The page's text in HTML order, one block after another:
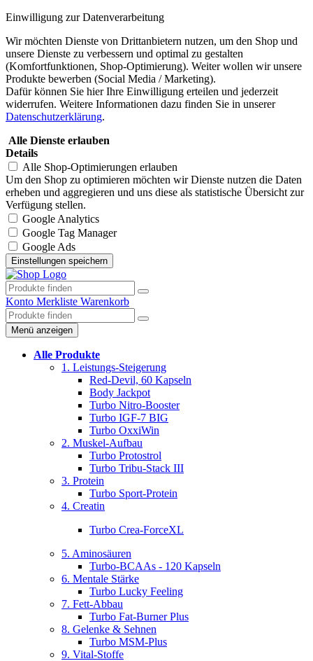
Einwilligung zur Datenverarbeitung
Wir möchten Dienste von Drittanbietern nutzen, um den Shop und
unsere Dienste zu verbessern und optimal zu gestalten
(Komfortfunktionen, Shop-Optimierung). Weiter wollen wir unsere
Produkte bewerben (Social Media / Marketing).
Dafür können Sie hier Ihre Einwilligung erteilen und jederzeit
widerrufen. Weitere Informationen dazu finden Sie in unserer
Datenschutzerklärung.
Alle Dienste erlauben
Details
Alle Shop-Optimierungen erlauben
Um den Shop zu optimieren möchten wir Dienste nutzen die Daten
erheben und aggregieren und uns diese als statistische Übersicht zur
Verfügung stellen.
Google Analytics
Google Tag Manager
Google Ads
Konto Merkliste Warenkorb
Menü anzeigen
Alle Produkte
1. Leistungs-Steigerung
Red-Devil, 60 Kapseln
Body Jackpot
Turbo Nitro-Booster
Turbo IGF-7 BIG
Turbo OxxiWin
2. Muskel-Aufbau
Turbo Protostrol
Turbo Tribu-Stack III
3. Protein
Turbo Sport-Protein
4. Creatin
Turbo Crea-ForceXL
5. Aminosäuren
Turbo-BCAAs - 120 Kapseln
6. Mentale Stärke
Turbo Lucky Feeling
7. Fett-Abbau
Turbo Fat-Burner Plus
8. Gelenke & Sehnen
Turbo MSM-Plus
9. Vital-Stoffe